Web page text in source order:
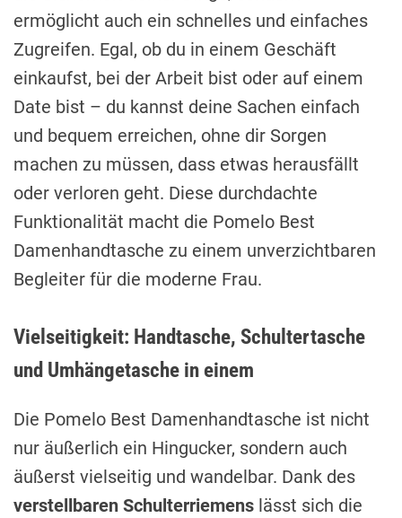
ermöglicht auch ein schnelles und einfaches
Zugreifen. Egal, ob du in einem Geschäft
einkaufst, bei der Arbeit bist oder auf einem
Date bist – du kannst deine Sachen einfach
und bequem erreichen, ohne dir Sorgen
machen zu müssen, dass etwas herausfällt
oder verloren geht. Diese durchdachte
Funktionalität macht die Pomelo Best
Damenhandtasche zu einem unverzichtbaren
Begleiter für die moderne Frau.
Vielseitigkeit: Handtasche, Schultertasche
und Umhängetasche in einem
Die Pomelo Best Damenhandtasche ist nicht
nur äußerlich ein Hingucker, sondern auch
äußerst vielseitig und wandelbar. Dank des
verstellbaren Schulterriemens lässt sich die